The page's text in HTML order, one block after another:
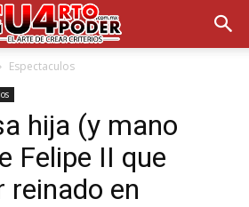
Espectaculos
hija (y mano
Felipe II que
reinado en